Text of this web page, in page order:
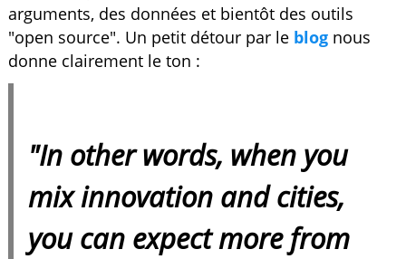
arguments, des données et bientôt des outils
"open source". Un petit détour par le blognous
donne clairement le ton :
"In other words, when you
mix innovation and cities,
you can expect more from